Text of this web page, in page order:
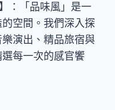
：「品味風」是一
空間。我們深入探
演出、精品旅宿與
每一次的感官饗